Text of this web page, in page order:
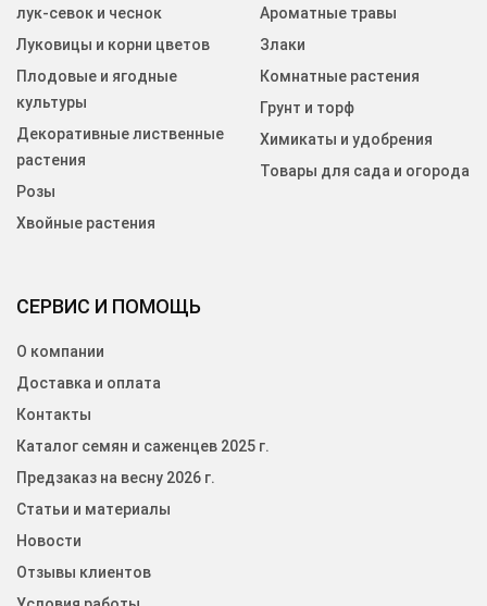
СЕРВИС И ПОМОЩЬ
О компании
Доставка и оплата
Контакты
Каталог семян и саженцев 2025 г.
Предзаказ на весну 2026 г.
Статьи и материалы
Новости
Отзывы клиентов
лук-севок и чеснок
Луковицы и корни цветов
Плодовые и ягодные
культуры
Декоративные лиственные
растения
Розы
Хвойные растения
Ароматные травы
Злаки
Комнатные растения
Грунт и торф
Химикаты и удобрения
Товары для сада и огорода